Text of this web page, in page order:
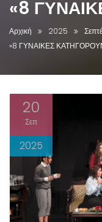
«8
Αρχική 2025
«8 ΓΥΝΑΙΚΕΣ
20
Σεπ
2025